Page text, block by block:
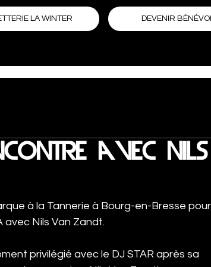
LA WINTER DEVENIR
avec nils
à la Tannerie à Bourg-en-Bresse
avec Nils Van Zandt.
privilégié avec le DJ STAR après sa